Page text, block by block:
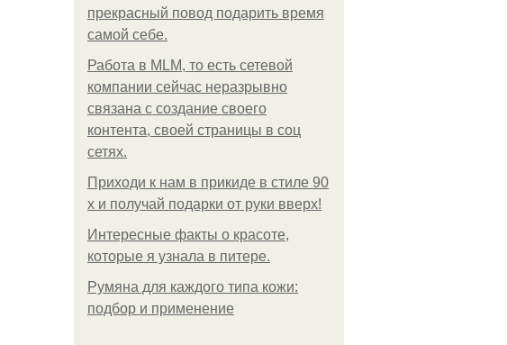
прекрасный повод подарить время
самой себе.
Работа в MLM, то есть сетевой
компании сейчас неразрывно
связана с создание своего
контента, своей страницы в соц
сетях.
Приходи к нам в прикиде в стиле 90
х и получай подарки от руки вверх!
Интересные факты о красоте,
которые я узнала в питере.
Румяна для каждого типа кожи:
подбор и применение